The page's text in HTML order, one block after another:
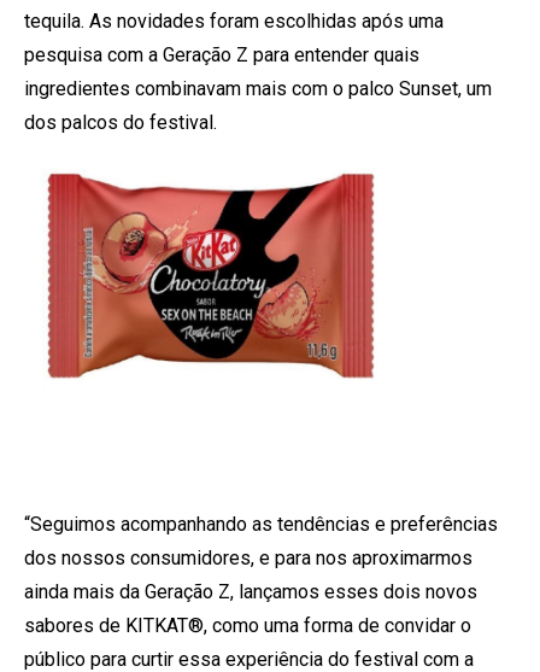
tequila. As novidades foram escolhidas após uma
pesquisa com a Geração Z para entender quais
ingredientes combinavam mais com o palco Sunset, um
dos palcos do festival.
“Seguimos acompanhando as tendências e preferências
dos nossos consumidores, e para nos aproximarmos
ainda mais da Geração Z, lançamos esses dois novos
sabores de KITKAT®, como uma forma de convidar o
público para curtir essa experiência do festival com a